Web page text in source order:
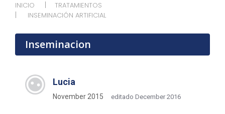
INICIO
TRATAMIENTOS
INSEMINACIÓN ARTIFICIAL
Inseminacion
Lucia
November 2015 editado December 2016